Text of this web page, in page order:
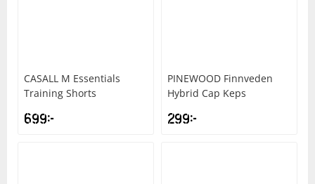
CASALL M Essentials
Training Shorts
699kr
PINEWOOD Finnveden
Hybrid Cap Keps
299kr